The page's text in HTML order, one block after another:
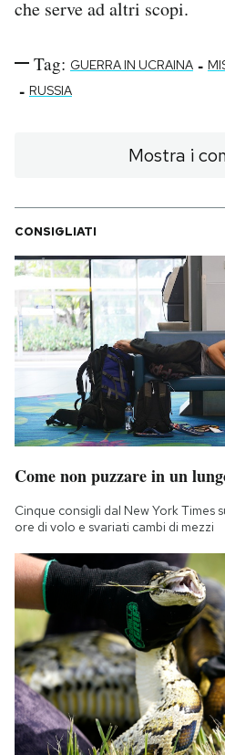
che serve ad altri scopi.
Tag: GUERRA IN UCRAINA -
- RUSSIA
Mostra i
CONSIGLIATI
Come non puzzare in un
Cinque consigli dal New York Times
ore di volo e svariati cambi di mezzi